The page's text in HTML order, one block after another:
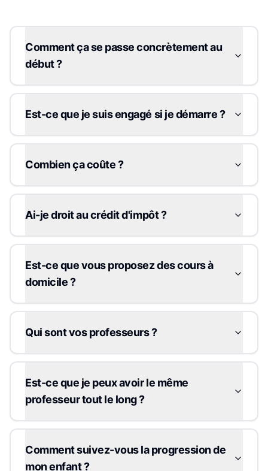
Comment ça se passe concrètement au
début ?
Est-ce que je suis engagé si je démarre ?
Combien ça coûte ?
Ai-je droit au crédit d'impôt ?
Est-ce que vous proposez des cours à
domicile ?
Qui sont vos professeurs ?
Est-ce que je peux avoir le même
professeur tout le long ?
Comment suivez-vous la progression de
mon enfant ?